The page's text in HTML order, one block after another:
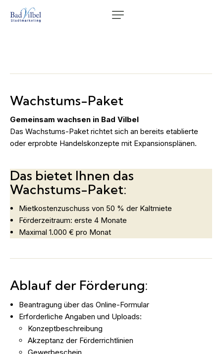
Wachstums-Paket
Gemeinsam wachsen in Bad Vilbel
Das Wachstums-Paket richtet sich an bereits etablierte
oder erprobte Handelskonzepte mit Expansionsplänen.
Das bietet Ihnen das
Wachstums-Paket:
Mietkostenzuschuss von 50 % der Kaltmiete
Förderzeitraum: erste 4 Monate
Maximal 1.000 € pro Monat
Ablauf der Förderung:
Beantragung über das Online-Formular
Erforderliche Angaben und Uploads:
Konzeptbeschreibung
Akzeptanz der Förderrichtlinien
Gewerbeschein